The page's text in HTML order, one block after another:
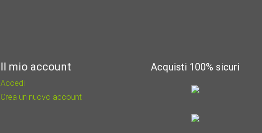
Il mio account
Accedi
Crea un nuovo account
Acquisti 100% sicuri